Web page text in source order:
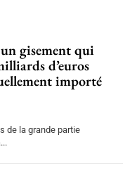
gisement qui
d’euros
importé
de la grande partie